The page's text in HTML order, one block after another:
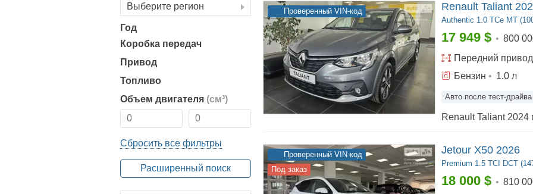
Выберите регион
Год
Коробка передач
Привод
Топливо
Объем двигателя (см³)
Сбросить все фильтры
Расширенный поиск
Renault Taliant
Authentic 1.0 TCe MT
17 949 $ • 800
Передний привод
Бензин • 1.0 л
Проверенный VIN-код
Авто после тест-драйва
Jetour X50 2026
Premium 1.5 TCI DCT
18 000 $ • 810
Проверенный VIN-код
Под заказ